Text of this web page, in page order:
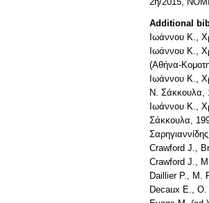
Additional
Ιωάννου Κ.,
Ιωάννου Κ.,
(Αθήνα-
Ιωάννου Κ.,
Ν. Σάκκουλα,
Ιωάννου Κ.,
Σάκκουλα,
Crawford J.,
Crawford J.,
Daillier P., M.
Decaux E.,